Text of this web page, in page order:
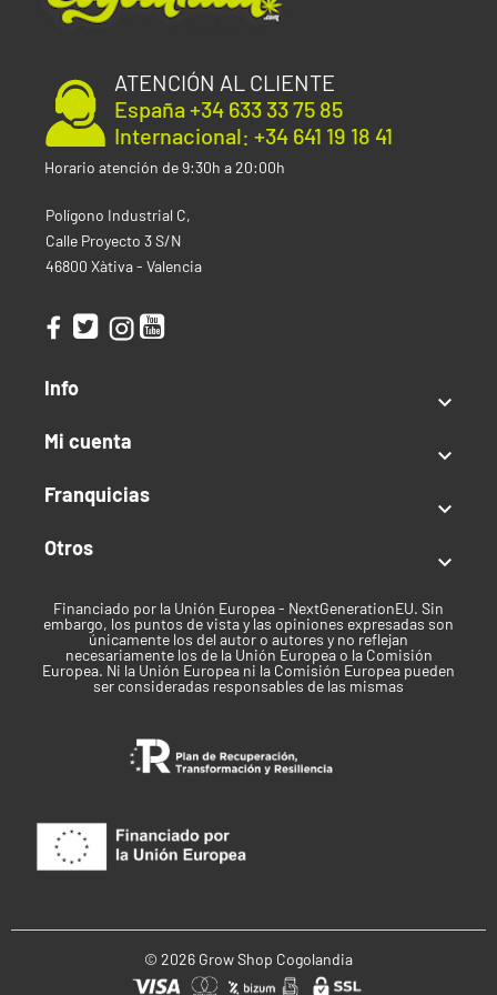
Panties Auto:
Genética:Mandarin Panties x genética
autofloreciente
Indica:70%
CBD:
Bajo
Interior
Producción:hasta 500 g/m²
Tiempo floración:
Exterior
Tiempo de Cosecha:
Clima:Cálido o Templado
Tipo de semilla
Autofloreciente
Índica predominante
Uso recomendado
Tiempo de cosecha
SeedStockers
ATENCIÓN AL CLIENTE
España +34 633 33 75 85
Internacional: +34 641 19 18 41
Horario atención de 9:30h a 20:00h
Polígono Industrial C,
Calle Proyecto 3 S/N
46800 Xàtiva - Valencia
Info

Mi cuenta

Franquicias

Otros

Financiado por la Unión Europea - NextGenerationEU. Sin
embargo, los puntos de vista y las opiniones expresadas son
únicamente los del autor o autores y no reflejan
necesariamente los de la Unión Europea o la Comisión
Europea. Ni la Unión Europea ni la Comisión Europea pueden
ser consideradas responsables de las mismas
© 2026 Grow Shop Cogolandia